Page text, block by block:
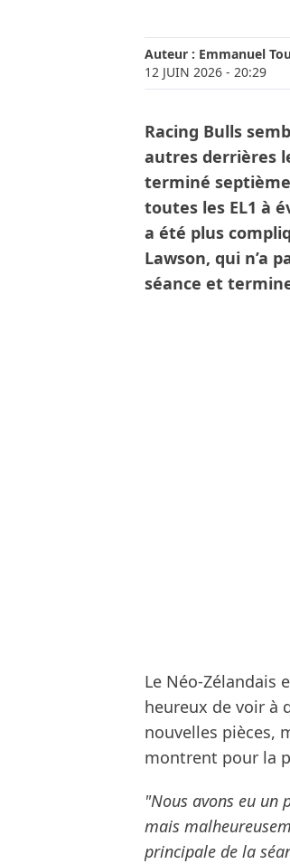
Auteur : Emmanuel
12 JUIN 2026 - 20:29
Racing Bulls
autres derrières
terminé
toutes les EL1 à
a été plus
Lawson, qui n’a
séance et
Le Néo-Zélandais
heureux de voir à
nouvelles pièces,
montrent pour la
"Nous avons eu un
mais
principale de la